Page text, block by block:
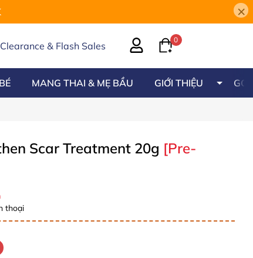
×
Clearance & Flash Sales
0
MANG THAI & MẸ BẦU GIỚI THIỆU
Scar Treatment 20g [Pre-
thoại